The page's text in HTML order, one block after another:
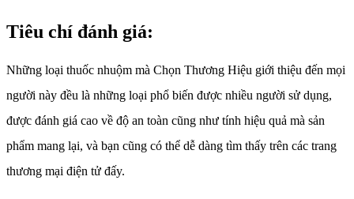
Tiêu chí đánh giá:
Những loại thuốc nhuộm mà Chọn Thương Hiệu giới thiệu đến mọi
người này đều là những loại phổ biến được nhiều người sử dụng,
được đánh giá cao về độ an toàn cũng như tính hiệu quả mà sản
phẩm mang lại, và bạn cũng có thể dễ dàng tìm thấy trên các trang
thương mại điện tử đấy.